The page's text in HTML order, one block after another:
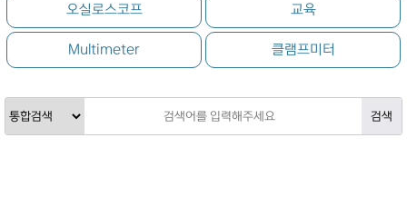
오실로스코프 교육
Multimeter 클램프미터